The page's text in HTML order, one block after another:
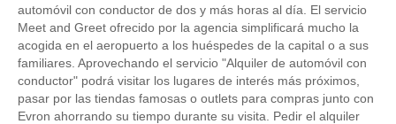
automóvil con conductor de dos y más horas al día. El servicio
Meet and Greet ofrecido por la agencia simplificará mucho la
acogida en el aeropuerto a los huéspedes de la capital o a sus
familiares. Aprovechando el servicio "Alquiler de automóvil con
conductor" podrá visitar los lugares de interés más próximos,
pasar por las tiendas famosas o outlets para compras junto con
Evron ahorrando su tiempo durante su visita. Pedir el alquiler